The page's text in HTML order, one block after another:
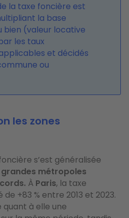
la taxe foncière est
la base
bien (valeur locative
les taux
et décidés
ou
les zones
s’est généralisée
grandes métropoles
À Paris, la taxe
+83 % entre 2013 et 2023.
à elle une